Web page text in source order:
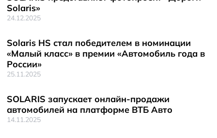
Solaris»
24.12.2025
Solaris HS стал победителем в номинации
«Малый класс» в премии «Автомобиль года в
России»
25.11.2025
SOLARIS запускает онлайн-продажи
автомобилей на платформе ВТБ Авто
14.11.2025